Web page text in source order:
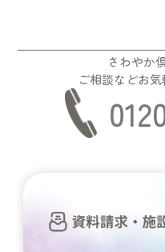
さわやか
ご相談などお